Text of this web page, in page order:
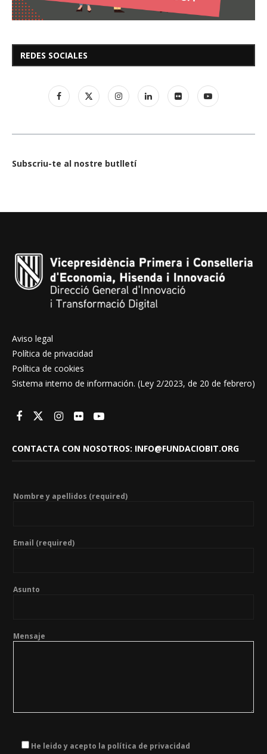
REDES SOCIALES
Subscriu-te al nostre butlletí
Aviso legal
Política de privacidad
Política de cookies
Sistema interno de información. (Ley 2/2023, de 20 de febrero)
CONTACTA CON NOSOTROS: INFO@FUNDACIOBIT.ORG
Nombre y apellidos (required)
Email (required)
Asunto
Mensaje
He leido y acepto la política de privacidad